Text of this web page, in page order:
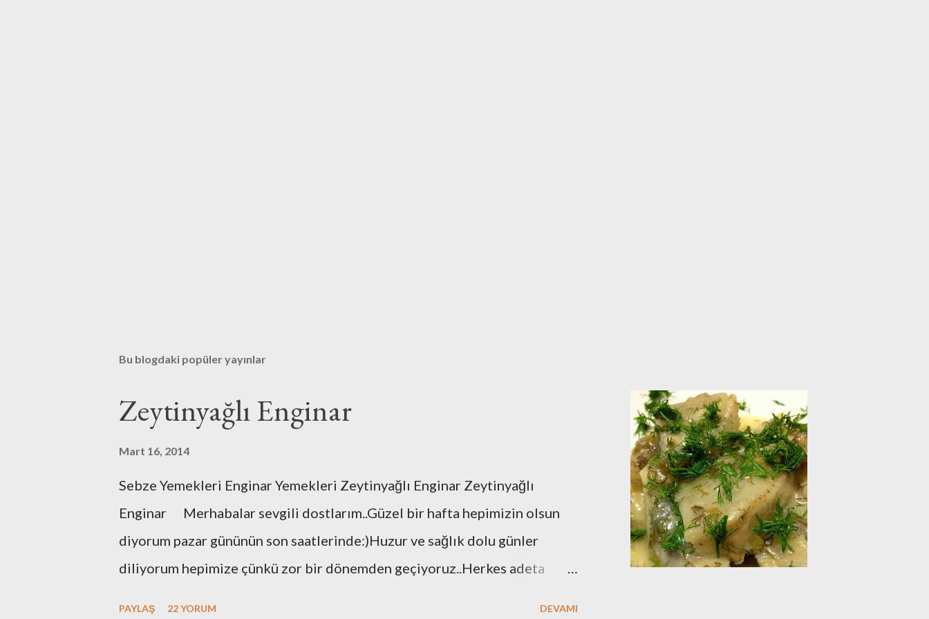
Bu blogdaki popüler yayınlar
Zeytinyağlı Enginar
Mart 16, 2014
Sebze Yemekleri Enginar Yemekleri Zeytinyağlı Enginar Zeytinyağlı
Enginar Merhabalar sevgili dostlarım..Güzel bir hafta hepimizin olsun
diyorum pazar gününün son saatlerinde:)Huzur ve sağlık dolu günler
diliyorum hepimize çünkü zor bir dönemden geçiyoruz..Herkes adeta
PAYLAŞ 22 YORUM DEVAMI